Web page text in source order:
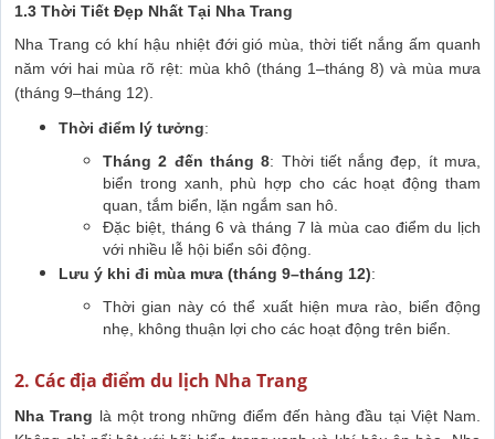
1.3 Thời Tiết Đẹp Nhất Tại Nha Trang
Nha Trang có khí hậu nhiệt đới gió mùa, thời tiết nắng ấm quanh
năm với hai mùa rõ rệt: mùa khô (tháng 1–tháng 8) và mùa mưa
(tháng 9–tháng 12).
Thời điểm lý tưởng:
Tháng 2 đến tháng 8: Thời tiết nắng đẹp, ít mưa,
biển trong xanh, phù hợp cho các hoạt động tham
quan, tắm biển, lặn ngắm san hô.
Đặc biệt, tháng 6 và tháng 7 là mùa cao điểm du lịch
với nhiều lễ hội biển sôi động.
Lưu ý khi đi mùa mưa (tháng 9–tháng 12):
Thời gian này có thể xuất hiện mưa rào, biển động
nhẹ, không thuận lợi cho các hoạt động trên biển.
2. Các địa điểm du lịch Nha Trang
Nha Trang là một trong những điểm đến hàng đầu tại Việt Nam.